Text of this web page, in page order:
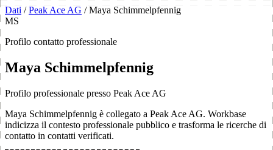
Dati / Peak Ace AG / Maya Schimmelpfennig
MS
Profilo contatto professionale
Maya Schimmelpfennig
Profilo professionale presso Peak Ace AG
Maya Schimmelpfennig è collegato a Peak Ace AG. Workbase
indicizza il contesto professionale pubblico e trasforma le ricerche di
contatto in contatti verificati.